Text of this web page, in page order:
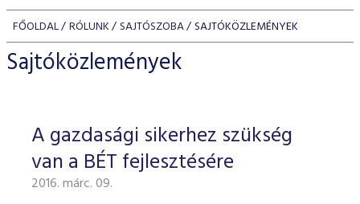
KERESKEDÉSI ADATOK
INDEXEK
Jelzáloglevél indexek
Vállalati kötvény indexek
Azonnali Piac
Részvények
Származékos piac
BEFEKTETŐK
Részvény szekció
Hitelpapír szekció
BÉT szabályzatok
Befektetővédelem
Alkalmazott díjstruktúra
Elszámolás
Részvény és vállalati kötvény tőzsdei bevezetését
program
BÉT Xtend - Részvénypiac egyszerűen
TŐZSDETAGOK
Tőzsdetagok, üzletkötők
VENDOROK
FŐOLDAL RÓLUNK SAJTÓSZOBA SAJTÓKÖZLEMÉNYEK
Sajtóközlemények
A gazdasági sikerhez szükség
van a BÉT fejlesztésére
2016. márc. 09.